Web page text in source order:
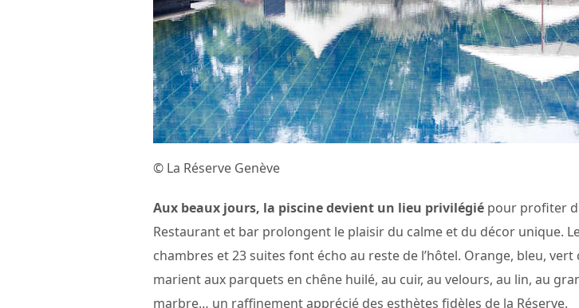
© La Réserve Genève
Aux beaux jours, la piscine devient un lieu privilégié pour profiter
Restaurant et bar prolongent le plaisir du calme et du décor unique.
chambres et 23 suites font écho au reste de l’hôtel. Orange, bleu, vert
marient aux parquets en chêne huilé, au cuir, au velours, au lin, au
marbre… un raffinement apprécié des esthètes fidèles de la Réserve.